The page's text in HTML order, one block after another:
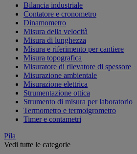
Bilancia industriale
Contatore e cronometro
Dinamometro
Misura della velocità
Misura di lunghezza
Misura e riferimento per cantiere
Misura topografica
Misuratore di rilevatore di spessore
Misurazione ambientale
Misurazione elettrica
Strumentazione ottica
Strumento di misura per laboratorio
Termometro e termoigrometro
Timer e contametri
Pila
Vedi tutte le categorie